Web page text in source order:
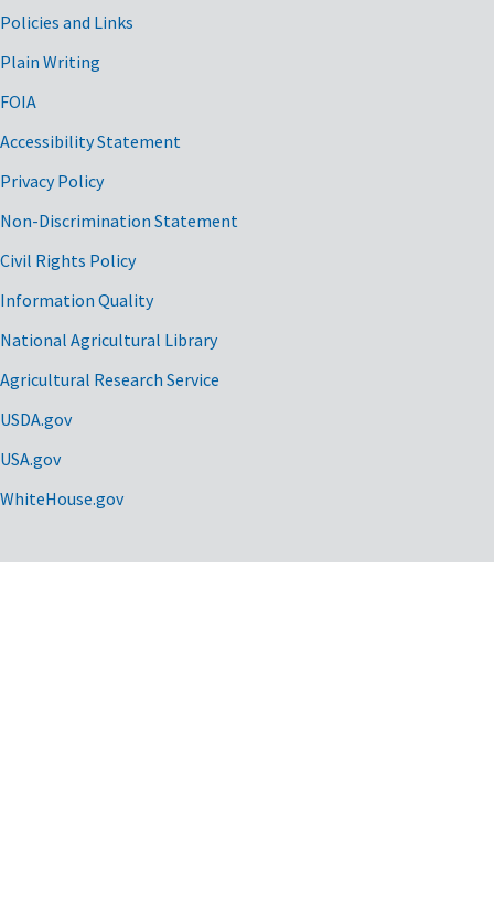
Policies and Links
Plain Writing
FOIA
Accessibility Statement
Privacy Policy
Non-Discrimination Statement
Civil Rights Policy
Information Quality
National Agricultural Library
Agricultural Research Service
USDA.gov
USA.gov
WhiteHouse.gov